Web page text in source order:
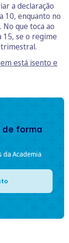
a declaração
10, enquanto no
que toca ao
15, se o regime
está isento e
de forma
da Academia